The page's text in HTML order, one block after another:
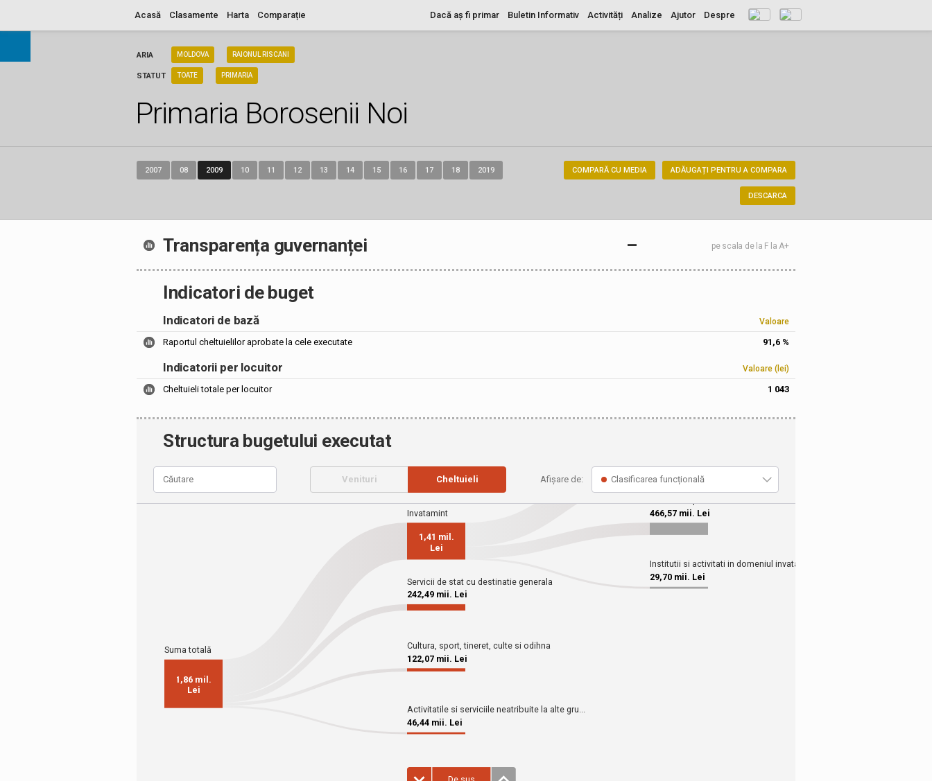
Acasă Despre
Clasamente Ajutor
Analize
Harta Activități
Buletin Informativ
Comparație Dacă aș fi primar
ARIA
STATUT
MOLDOVA RAIONUL RISCANI
TOATE PRIMARIA
Primaria Borosenii Noi
2007 08 2009 10 11 12 13 14 15 16 17 18 2019 ADĂUGAȚI PENTRU A COMPARA
COMPARĂ CU MEDIA
DESCARCA
Transparența guvernanței – pe scala de la F la A+
Indicatori de buget
Indicatori de bază Valoare
Raportul cheltuielilor aprobate la cele executate 91,6 %
Indicatorii per locuitor Valoare (lei)
Cheltuieli totale per locuitor 1 043
Structura bugetului executat